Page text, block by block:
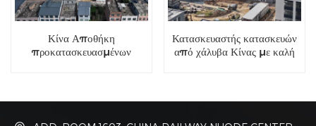
Κίνα Αποθήκη
προκατασκευασμένων
Κατασκευαστής κατασκευών
από χάλυβα Κίνας με καλή